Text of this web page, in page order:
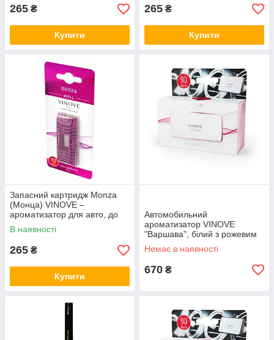
265 ₴
Купити
265 ₴
Купити
Запасний картридж Monza
(Монца) VINOVE –
ароматизатор для авто, до
90 днів дії, солодко-квітковий
аромат
В наявності
265 ₴
Купити
Автомобильний
ароматизатор VINOVE
"Варшава", білий з рожевим
золотом
Немає в наявності
670 ₴